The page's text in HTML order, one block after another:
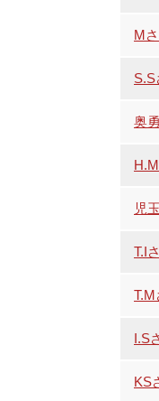
M
S.S
奥
児
T.I
I.S
KS